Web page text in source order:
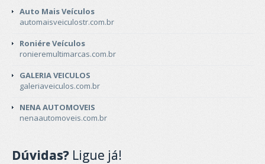
Auto Mais Veículos
automaisveiculostr.com.br
Roniére Veículos
ronieremultimarcas.com.br
GALERIA VEICULOS
galeriaveiculos.com.br
NENA AUTOMOVEIS
nenaautomoveis.com.br
Dúvidas? Ligue já!